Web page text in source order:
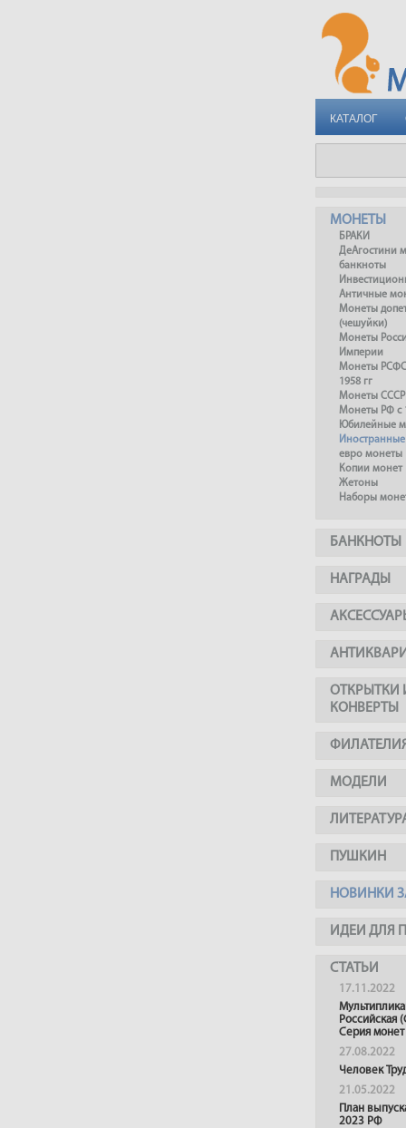
КАТАЛОГ
МОНЕТЫ
БРАКИ
ДеАгостини
банкноты
Античные
Монеты
(чешуйки)
Монеты
Империи
Монеты
1958 гг
Монеты СССР
Монеты РФ с
Юбилейные
евро монеты
Копии монет
Жетоны
Наборы
БАНКНОТЫ
НАГРАДЫ
ОТКРЫТКИ
КОНВЕРТЫ
МОДЕЛИ
ПУШКИН
НОВИНКИ
ИДЕИ ДЛЯ
СТАТЬИ
17.11.2022
Российская
Серия монет
27.08.2022
Человек
21.05.2022
План
2023 РФ